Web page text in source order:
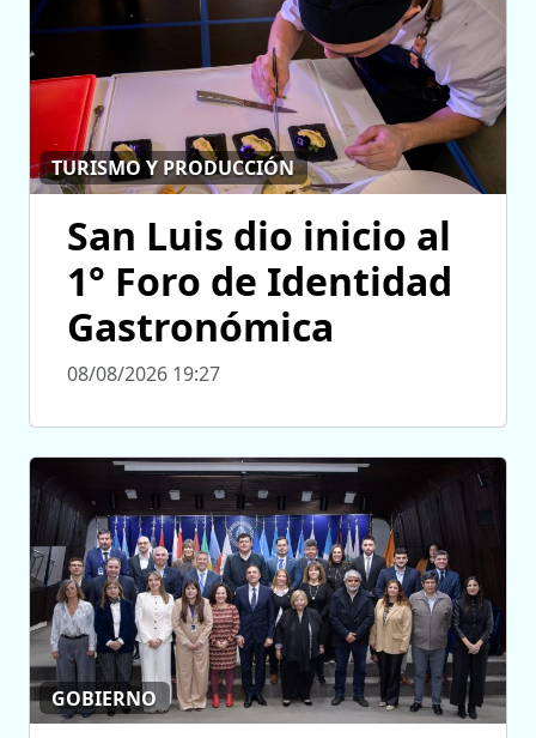
TURISMO Y PRODUCCIÓN
San Luis dio inicio al
1° Foro de Identidad
Gastronómica
08/08/2026 19:27
GOBIERNO